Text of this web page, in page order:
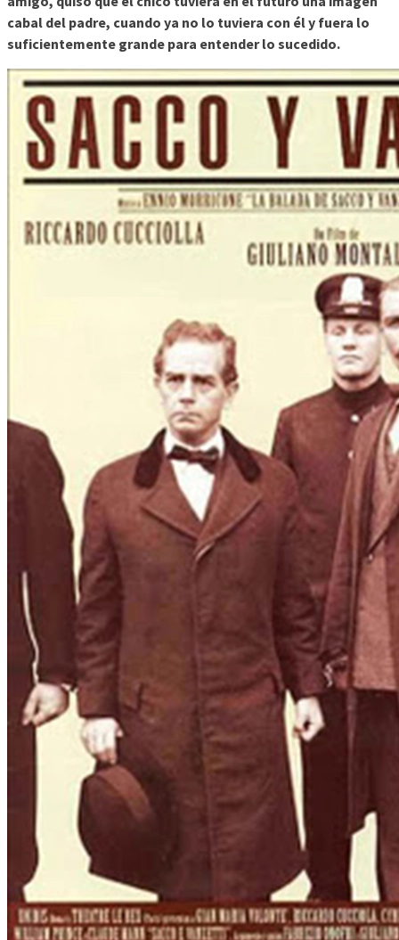
cabal del padre, cuando ya no lo tuviera con él y fuera lo
suficientemente grande para entender lo sucedido.